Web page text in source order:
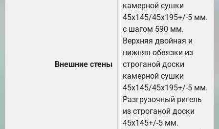
Внешние стены
камерной сушки
45х145/45х195+/-5 мм.
с шагом 590 мм.
Верхняя двойная и
нижняя обвязки из
строганой доски
камерной сушки
45х145/45х195+/-5 мм.
Разгрузочный ригель
из строганой доски
45х145+/-5 мм.